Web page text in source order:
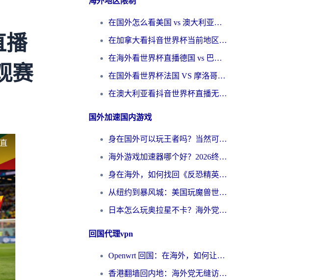
播
赛
在国外怎么看美国 vs 澳大利亚世界杯直播？海外党必藏的中文解说观赛指南
在加拿大看抖音世界杯当前地区不可播放？海外党体育观赛终极指南
在海外看世界杯直播德国 vs 巴拉圭当前IP受限制？这篇指南帮你轻松解决地区限制
在国外看世界杯法国 VS 摩洛哥仅限中国大陆？别让地域限制拦下你的欢呼
在澳大利亚看抖音世界杯直播无法播放？海外党体育观赛终极指南来了！
国外加速国内游戏
身在国外可以玩王者吗？当然可以，但你需要这份“加速”指南
海外游戏加速器哪个好？2026终极指南帮你畅玩国服+解决卡顿难题
身在海外，如何找回《反恐精英：全球攻势》国服的丝滑手感？一份给你的终极指南
从纽约到暴风城：美国玩魔兽世界，如何找到你的最佳网络航线
日本怎么玩奥拉星不卡？海外党国服游戏加速器选择全攻略
回国代理vpn
Openwrt 回国：在海外，如何让家的网络触手可及
香港翻墙回内地：海外党无缝访问国内资源的加速器选择全攻略